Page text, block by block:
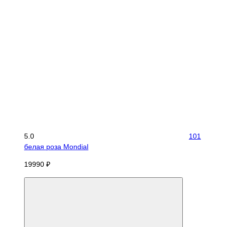
5.0
101
белая роза Mondial
19990 ₽